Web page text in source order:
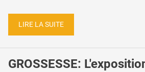
LIRE LA SUITE
GROSSESSE: